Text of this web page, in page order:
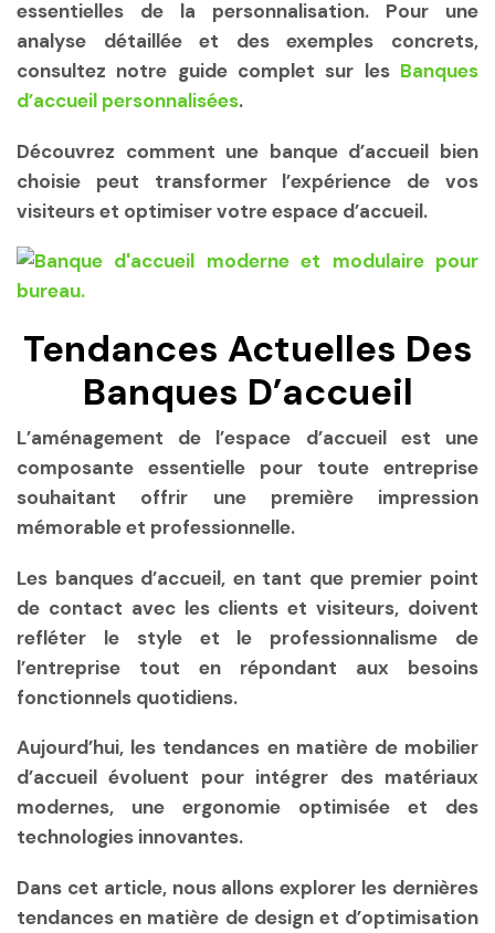
essentielles de la personnalisation. Pour une
analyse détaillée et des exemples concrets,
consultez notre guide complet sur les Banques
d’accueil personnalisées.
Découvrez comment une banque d’accueil bien
choisie peut transformer l’expérience de vos
visiteurs et optimiser votre espace d’accueil.
Tendances Actuelles Des
Banques D’accueil
L’aménagement de l’espace d’accueil est une
composante essentielle pour toute entreprise
souhaitant offrir une première impression
mémorable et professionnelle.
Les banques d’accueil, en tant que premier point
de contact avec les clients et visiteurs, doivent
refléter le style et le professionnalisme de
l’entreprise tout en répondant aux besoins
fonctionnels quotidiens.
Aujourd’hui, les tendances en matière de mobilier
d’accueil évoluent pour intégrer des matériaux
modernes, une ergonomie optimisée et des
technologies innovantes.
Dans cet article, nous allons explorer les dernières
tendances en matière de design et d’optimisation